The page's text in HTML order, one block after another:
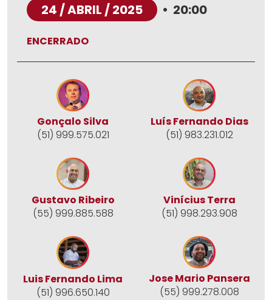
24 / ABRIL / 2025 • 20:00
ENCERRADO
Gonçalo Silva
(51) 999.575.021
Luís Fernando Dias
(51) 983.231.012
Gustavo Ribeiro
(55) 999.885.588
Vinícius Terra
(51) 998.293.908
Luis Fernando Lima
(51) 996.650.140
Jose Mario Pansera
(55) 999.278.008